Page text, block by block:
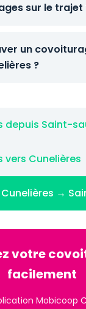
sur le trajet
un
?
depuis Saint-
vers Cunelières
Cunelières →
votre
facilement
Mobicoop